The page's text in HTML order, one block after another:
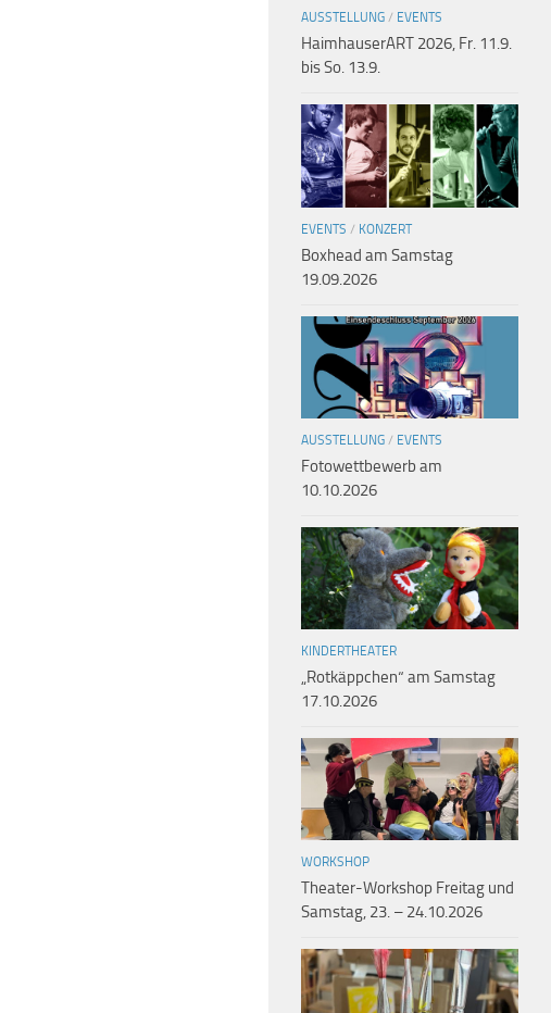
AUSSTELLUNG / EVENTS
HaimhauserART 2026, Fr. 11.9.
bis So. 13.9.
EVENTS / KONZERT
Boxhead am Samstag
19.09.2026
AUSSTELLUNG / EVENTS
Fotowettbewerb am
10.10.2026
KINDERTHEATER
„Rotkäppchen“ am Samstag
17.10.2026
WORKSHOP
Theater-Workshop Freitag und
Samstag, 23. – 24.10.2026